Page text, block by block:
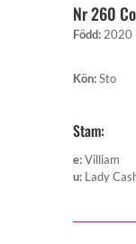
Nr 260
Född: 2020
Kön:Sto
Stam:
e:Villiam
u: Lady